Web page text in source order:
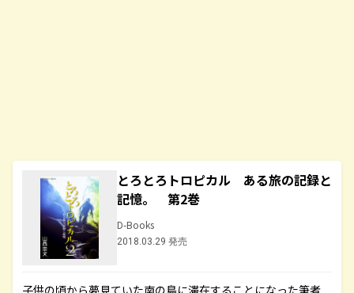
とろとろトロピカル ある旅の記録と
記憶。 第2巻
D-Books
2018.03.29 発売
子供の頃から夢見ていた南の島に滞在することになった筆者